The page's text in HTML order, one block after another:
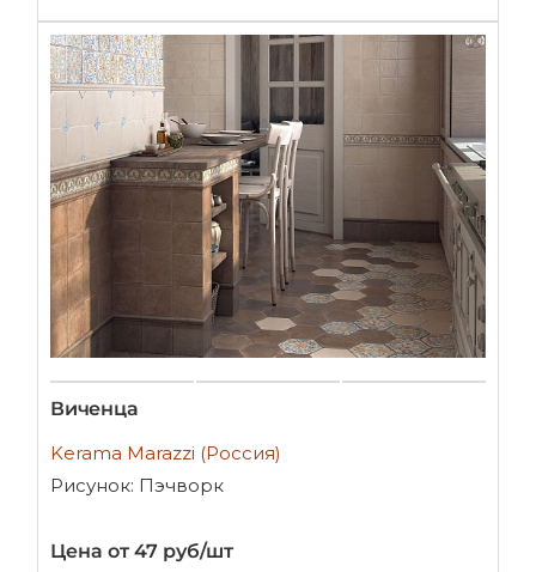
Виченца
Kerama Marazzi (Россия)
Рисунок: Пэчворк
Цена от 47 руб/шт